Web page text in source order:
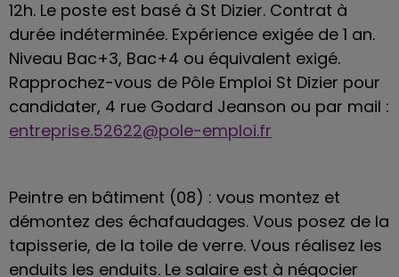
12h. Le poste est basé à St Dizier. Contrat à
durée indéterminée. Expérience exigée de 1 an.
Niveau Bac+3, Bac+4 ou équivalent exigé.
Rapprochez-vous de Pôle Emploi St Dizier pour
candidater, 4 rue Godard Jeanson ou par mail :
entreprise.52622@pole-emploi.fr
Peintre en bâtiment (08) : vous montez et
démontez des échafaudages. Vous posez de la
tapisserie, de la toile de verre. Vous réalisez les
enduits les enduits. Le salaire est à négocier